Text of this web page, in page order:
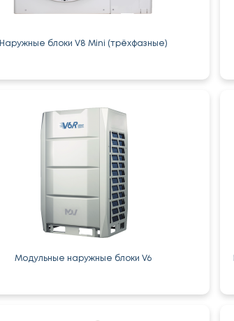
Наружные блоки V8 Mini (трёхфазные)
Модульные наружные блоки V6